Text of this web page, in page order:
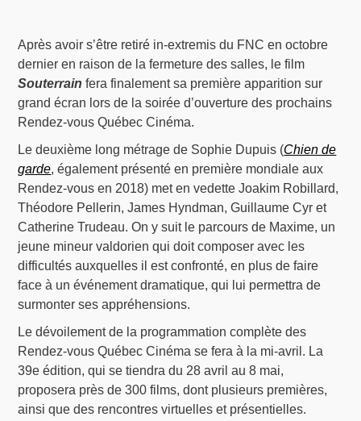
Après avoir s’être retiré in-extremis du FNC en octobre
dernier en raison de la fermeture des salles, le film
Souterrain fera finalement sa première apparition sur
grand écran lors de la soirée d’ouverture des prochains
Rendez-vous Québec Cinéma.
Le deuxième long métrage de Sophie Dupuis (Chien de
garde, également présenté en première mondiale aux
Rendez-vous en 2018) met en vedette Joakim Robillard,
Théodore Pellerin, James Hyndman, Guillaume Cyr et
Catherine Trudeau. On y suit le parcours de Maxime, un
jeune mineur valdorien qui doit composer avec les
difficultés auxquelles il est confronté, en plus de faire
face à un événement dramatique, qui lui permettra de
surmonter ses appréhensions.
Le dévoilement de la programmation complète des
Rendez-vous Québec Cinéma se fera à la mi-avril. La
39e édition, qui se tiendra du 28 avril au 8 mai,
proposera près de 300 films, dont plusieurs premières,
ainsi que des rencontres virtuelles et présentielles.